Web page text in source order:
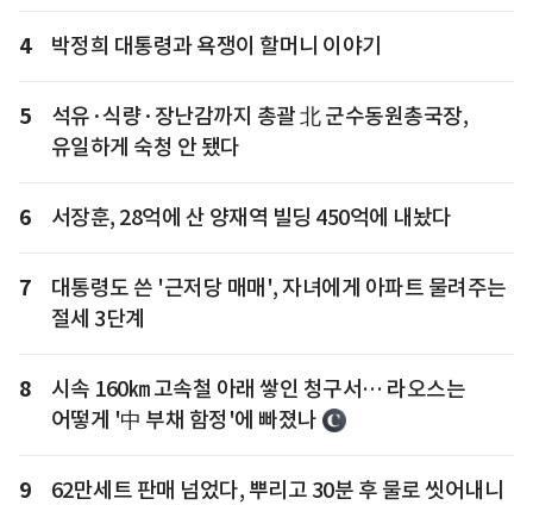
4 박정희 대통령과 욕쟁이 할머니 이야기
5
석유·식량·장난감까지 총괄 北 군수동원총국장,
유일하게 숙청 안 됐다
6 서장훈, 28억에 산 양재역 빌딩 450억에 내놨다
7
대통령도 쓴 '근저당 매매', 자녀에게 아파트 물려주는
절세 3단계
8
시속 160㎞ 고속철 아래 쌓인 청구서… 라오스는
어떻게 '中 부채 함정'에 빠졌나
9
62만세트 판매 넘었다, 뿌리고 30분 후 물로 씻어내니